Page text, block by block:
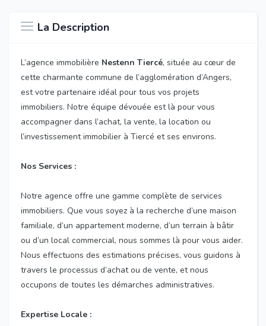
La Description
L’agence immobilière Nestenn Tiercé, située au cœur de
cette charmante commune de l’agglomération d’Angers,
est votre partenaire idéal pour tous vos projets
immobiliers. Notre équipe dévouée est là pour vous
accompagner dans l’achat, la vente, la location ou
l’investissement immobilier à Tiercé et ses environs.
Nos Services :
Notre agence offre une gamme complète de services
immobiliers. Que vous soyez à la recherche d’une maison
familiale, d’un appartement moderne, d’un terrain à bâtir
ou d’un local commercial, nous sommes là pour vous aider.
Nous effectuons des estimations précises, vous guidons à
travers le processus d’achat ou de vente, et nous
occupons de toutes les démarches administratives.
Expertise Locale :